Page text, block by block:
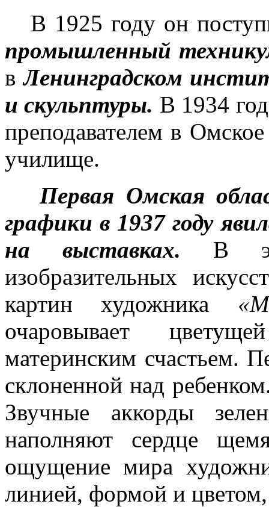
В 1925 году он
промышленный
вЛенинградском
и скульптуры. В 1934
преподавателем в
училище.
Первая Омская
графики в 1937 году
на выставках. В
изобразительных
картин художника
очаровывает
материнским счастьем.
склоненной над
Звучные аккорды
наполняют сердце
ощущение мира
линией, формой и